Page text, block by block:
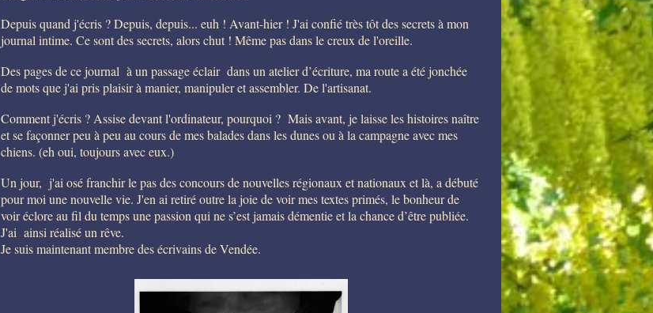
Depuis quand j'écris ? Depuis, depuis... euh ! Avant-hier ! J'ai confié très tôt des secrets à mon
journal intime. Ce sont des secrets, alors chut ! Même pas dans le creux de l'oreille.
Des pages de ce journal à un passage éclair dans un atelier d’écriture, ma route a été jonchée
de mots que j'ai pris plaisir à manier, manipuler et assembler. De l'artisanat.
Comment j'écris ? Assise devant l'ordinateur, pourquoi ? Mais avant, je laisse les histoires naître
et se façonner peu à peu au cours de mes balades dans les dunes ou à la campagne avec mes
chiens. (eh oui, toujours avec eux.)
Un jour, j'ai osé franchir le pas des concours de nouvelles régionaux et nationaux et là, a débuté
pour moi une nouvelle vie. J'en ai retiré outre la joie de voir mes textes primés, le bonheur de
voir éclore au fil du temps une passion qui ne s’est jamais démentie et la chance d’être publiée.
J'ai ainsi réalisé un rêve.
Je suis maintenant membre des écrivains de Vendée.